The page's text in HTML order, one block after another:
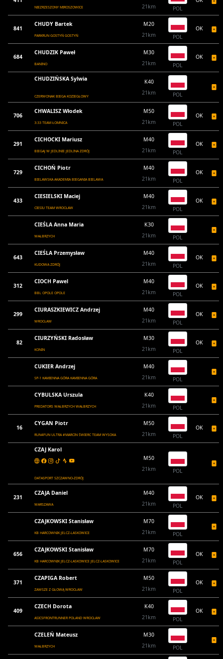
NIEZRZESZONY MIROSZOWICE 21km POL
841
CHUDY Bartek
PARKRUN GOSTYŃ GOSTYŃ
M20
21km
POL
OK
684
CHUDZIK Paweł
BANINO
M30
21km
POL
OK
CHUDZIŃSKA Sylwia
CZERWONAK BIEGA KOZIEGŁOWY
K40
21km
POL
706
CHWALISZ Włodek
3:33 TEAM ŁOMNICA
M50
21km
POL
OK
291
CICHOCKI Mariusz
BIEGAJ W JEDLINIE JEDLINA ZDRÓJ
M40
21km
POL
OK
729
CICHOŃ Piotr
BIELAWSKA AKADEMIA BIEGANIA BIELAWA
M40
21km
POL
OK
433
CIESIELSKI Maciej
CIESIU TEAM WROCŁAW
M40
21km
POL
OK
CIEŚLA Anna Maria
WAŁBRZYCH
K30
21km
POL
643
CIEŚLA Przemysław
KUDOWA ZDRÓJ
M40
21km
POL
OK
312
CIOCH Pawel
BBL OPOLE OPOLE
M40
21km
POL
OK
299
CIURASZKIEWICZ Andrzej
WROCŁAW
M40
21km
POL
OK
82
CIURZYŃSKI Radosław
KONIN
M30
21km
POL
OK
CUKIER Andrzej
SP-1 KAMIENNA GÓRA KAMIENNA GÓRA
M40
21km
POL
CYBULSKA Urszula
PREDATORS WAŁBRZYCH WAŁBRZYCH
K40
21km
POL
16
CYGAN Piotr
RUN4FUN ULTRA #MARCIN ŚWIERC TEAM WYSOKA
M50
21km
POL
OK
CZAJ Karol
DATASPORT SZCZAWNO-ZDRÓJ
M50
21km
POL
231
CZAJA Daniel
WARSZAWA
M40
21km
POL
OK
CZAJKOWSKI Stanisław
KB HARCOWNIK JELCZ-LASKOWICE
M70
21km
POL
656
CZAJKOWSKI Stanisław
KB HARCOWNIK JELCZ-LASKOWICE JELCZ-LASKOWICE
M70
21km
POL
OK
371
CZAPIGA Robert
ZAWSZE Z GŁOWĄ WROCŁAW
M50
21km
POL
OK
409
CZECH Dorota
ASICSFRONTRUNNER POLAND WROCŁAW
K40
21km
POL
OK
CZELEŃ Mateusz
WAŁBRZYCH
M30
21km
POL